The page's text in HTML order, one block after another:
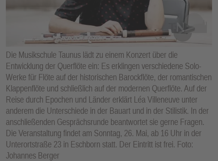
Die Musikschule Taunus lädt zu einem Konzert über die
Entwicklung der Querflöte ein: Es erklingen verschiedene Solo-
Werke für Flöte auf der historischen Barockflöte, der romantischen
Klappenflöte und schließlich auf der modernen Querflöte. Auf der
Reise durch Epochen und Länder erklärt Léa Villeneuve unter
anderem die Unterschiede in der Bauart und in der Stilistik. In der
anschließenden Gesprächsrunde beantwortet sie gerne Fragen.
Die Veranstaltung findet am Sonntag, 26. Mai, ab 16 Uhr in der
Unterortstraße 23 in Eschborn statt. Der Eintritt ist frei. Foto:
Johannes Berger
E
N